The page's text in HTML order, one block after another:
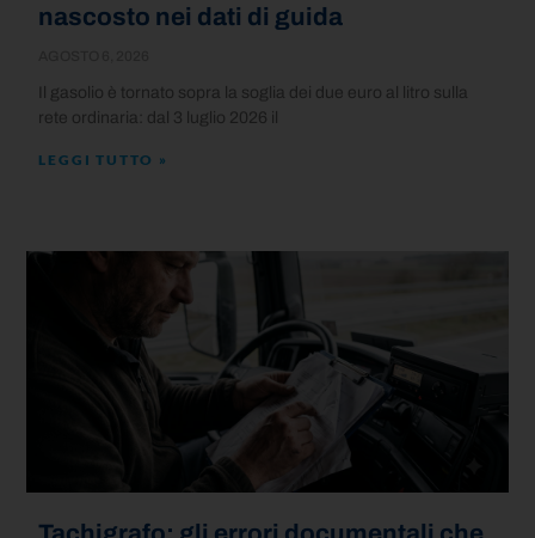
nascosto nei dati di guida
Il gasolio è tornato sopra la soglia dei due euro al litro sulla
rete ordinaria: dal 3 luglio 2026 il
LEGGI TUTTO »